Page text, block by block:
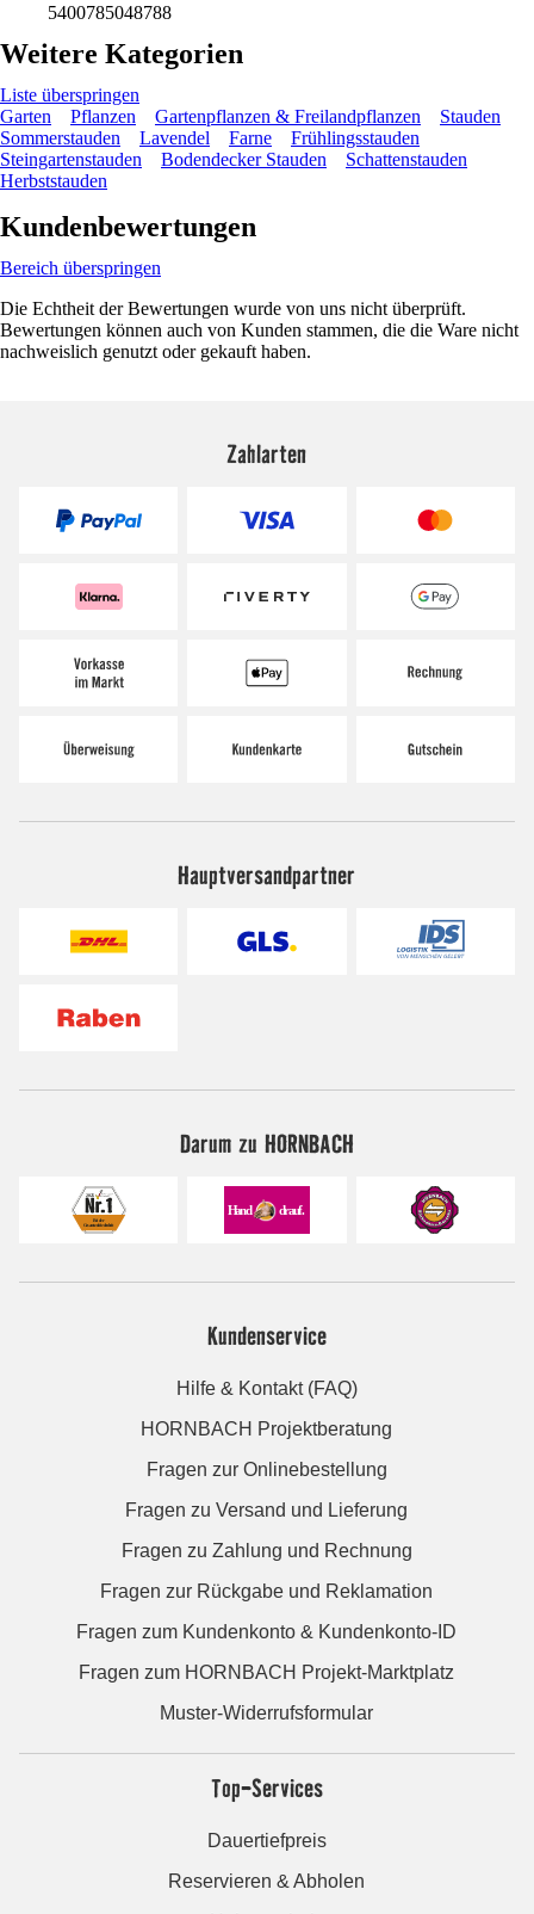
5400785048788
Weitere Kategorien
Liste überspringen
Garten
Pflanzen Gartenpflanzen & Freilandpflanzen
Stauden
Sommerstauden
Lavendel Farne
Frühlingsstauden
Steingartenstauden
Bodendecker Stauden
Schattenstauden
Herbststauden
Kundenbewertungen
Bereich überspringen
Die Echtheit der Bewertungen wurde von uns nicht überprüft.
Bewertungen können auch von Kunden stammen, die die Ware nicht
nachweislich genutzt oder gekauft haben.
Zahlarten
Hauptversandpartner
Darum zu HORNBACH
Kundenservice
Hilfe & Kontakt (FAQ)
HORNBACH Projektberatung
Fragen zur Onlinebestellung
Fragen zu Versand und Lieferung
Fragen zu Zahlung und Rechnung
Fragen zur Rückgabe und Reklamation
Fragen zum Kundenkonto & Kundenkonto-ID
Fragen zum HORNBACH Projekt-Marktplatz
Muster-Widerrufsformular
Top-Services
Dauertiefpreis
Reservieren & Abholen